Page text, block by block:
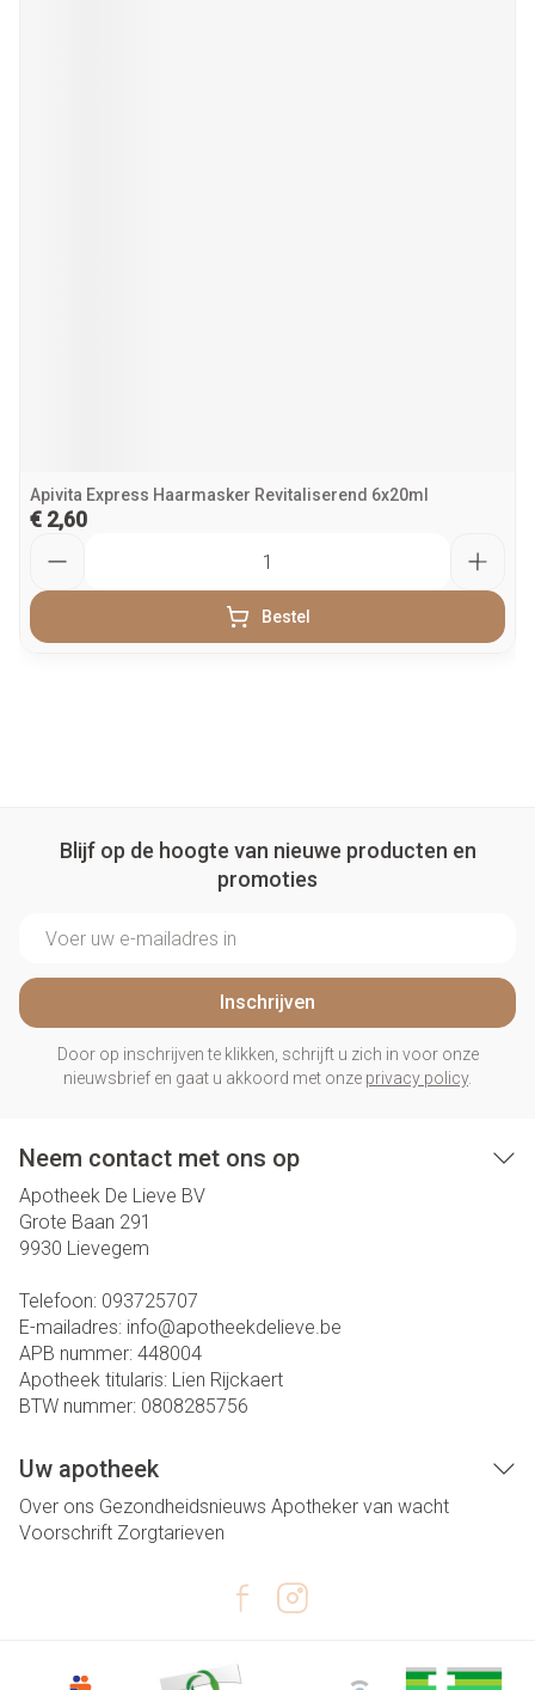
Apivita Express Haarmasker Revitaliserend 6x20ml
€ 2,60
Bestel
Blijf op de hoogte van nieuwe producten en
promoties
Inschrijven
Door op inschrijven te klikken, schrijft u zich in voor onze
nieuwsbrief en gaat u akkoord met onze privacy policy.
Neem contact met ons op
Apotheek De Lieve BV
Grote Baan 291
9930 Lievegem
Telefoon: 093725707
E-mailadres: info@apotheekdelieve.be
APB nummer: 448004
Apotheek titularis: Lien Rijckaert
BTW nummer: 0808285756
Uw apotheek
Over ons Gezondheidsnieuws Apotheker van wacht
Voorschrift Zorgtarieven